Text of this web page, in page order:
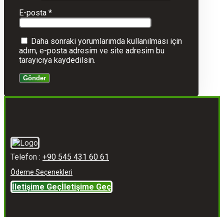
E-posta *
Daha sonraki yorumlarımda kullanılması için
adım, e-posta adresim ve site adresim bu
tarayıcıya kaydedilsin.
Telefon : +90 545 431 60 61
Ödeme Seçenekleri
İletişime Geçİletişime Geç